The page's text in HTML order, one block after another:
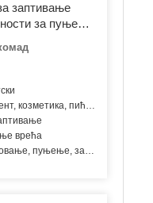
заптивање
за пуњење
паковање,
10мл,
козметика, пића, производи
врећа
пуњење, затварање